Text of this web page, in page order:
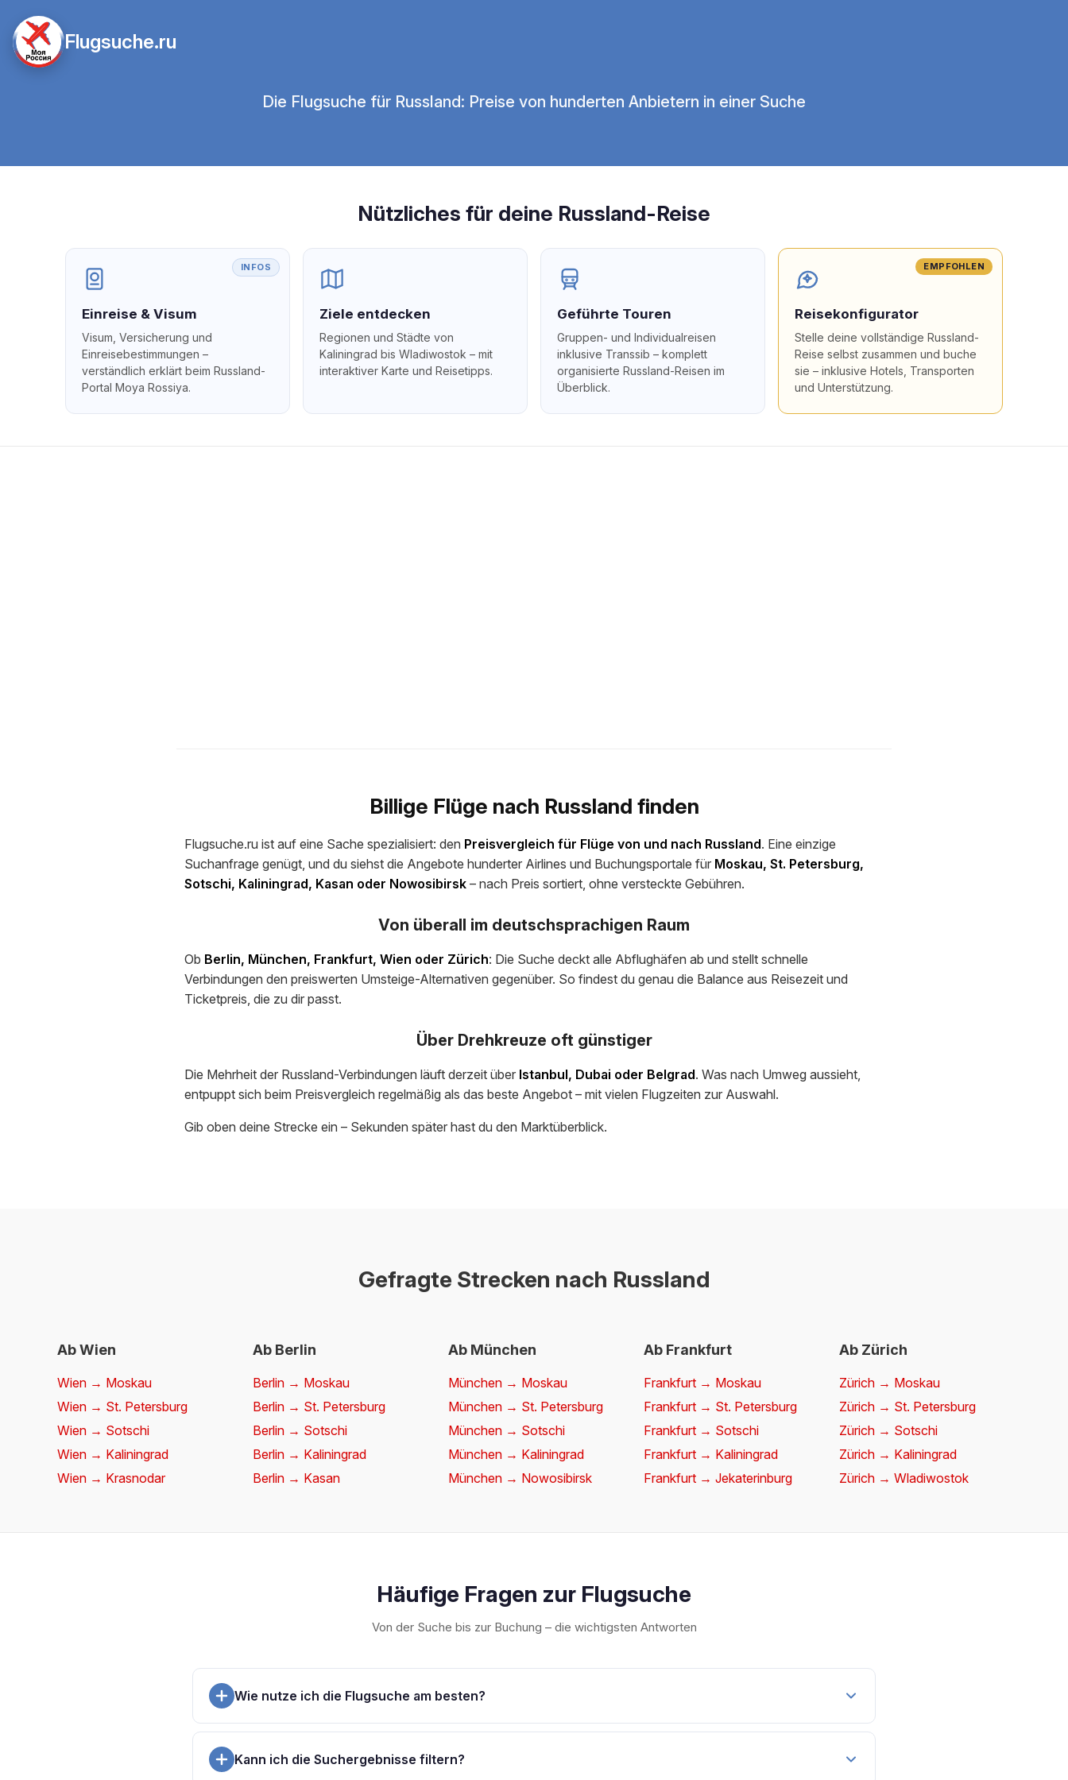
Flugsuche.ru
Die Flugsuche für Russland: Preise von hunderten Anbietern in einer Suche
Nützliches für deine Russland-Reise
INFOS
Einreise & Visum
Visum, Versicherung und
Einreisebestimmungen –
verständlich erklärt beim Russland-
Portal Moya Rossiya.
Ziele entdecken
Regionen und Städte von
Kaliningrad bis Wladiwostok – mit
interaktiver Karte und Reisetipps.
Geführte Touren
Gruppen- und Individualreisen
inklusive Transsib – komplett
organisierte Russland-Reisen im
Überblick.
EMPFOHLEN
Reisekonfigurator
Stelle deine vollständige Russland-
Reise selbst zusammen und buche
sie – inklusive Hotels, Transporten
und Unterstützung.
Billige Flüge nach Russland finden
Flugsuche.ru ist auf eine Sache spezialisiert: den Preisvergleich für Flüge von und nach Russland. Eine einzige
Suchanfrage genügt, und du siehst die Angebote hunderter Airlines und Buchungsportale für Moskau, St. Petersburg,
Sotschi, Kaliningrad, Kasan oder Nowosibirsk – nach Preis sortiert, ohne versteckte Gebühren.
Von überall im deutschsprachigen Raum
Ob Berlin, München, Frankfurt, Wien oder Zürich: Die Suche deckt alle Abflughäfen ab und stellt schnelle
Verbindungen den preiswerten Umsteige-Alternativen gegenüber. So findest du genau die Balance aus Reisezeit und
Ticketpreis, die zu dir passt.
Über Drehkreuze oft günstiger
Die Mehrheit der Russland-Verbindungen läuft derzeit über Istanbul, Dubai oder Belgrad. Was nach Umweg aussieht,
entpuppt sich beim Preisvergleich regelmäßig als das beste Angebot – mit vielen Flugzeiten zur Auswahl.
Gib oben deine Strecke ein – Sekunden später hast du den Marktüberblick.
Gefragte Strecken nach Russland
Ab Wien
Wien → Moskau
Wien → St. Petersburg
Wien → Sotschi
Wien → Kaliningrad
Wien → Krasnodar
Ab Berlin
Berlin → Moskau
Berlin → St. Petersburg
Berlin → Sotschi
Berlin → Kaliningrad
Berlin → Kasan
Ab München
München → Moskau
München → St. Petersburg
München → Sotschi
München → Kaliningrad
München → Nowosibirsk
Ab Frankfurt
Frankfurt → Moskau
Frankfurt → St. Petersburg
Frankfurt → Sotschi
Frankfurt → Kaliningrad
Frankfurt → Jekaterinburg
Ab Zürich
Zürich → Moskau
Zürich → St. Petersburg
Zürich → Sotschi
Zürich → Kaliningrad
Zürich → Wladiwostok
Häufige Fragen zur Flugsuche
Von der Suche bis zur Buchung – die wichtigsten Antworten
Wie nutze ich die Flugsuche am besten?
Abflughafen und Ziel eingeben, Reisedatum wählen – fertig. Ein Tipp: Schalte„Flexible Daten" (±3 Tage)ein,
denn wer beim Datum etwas Spielraum hat, zahlt oft deutlich weniger; besonders die Tage von Dienstag bis
Kann ich die Suchergebnisse filtern?